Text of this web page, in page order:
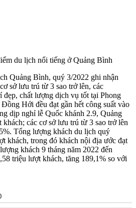
du lịch nổi tiếng ở Quảng Bình
Quảng Bình, quý 3/2022 ghi nhận
sở lưu trú từ 3 sao trở lên, các
đẹp, chất lượng dịch vụ tốt tại Phong
Hới đều đạt gần hết công suất vào
dịp nghỉ lễ Quốc khánh 2.9, Quảng
các cơ sở lưu trú từ 3 sao trở lên
Tổng lượng khách du lịch quý
khách, trong đó khách nội địa ước đạt
khách 9 tháng năm 2022 đến
triệu lượt khách, tăng 189,1% so với